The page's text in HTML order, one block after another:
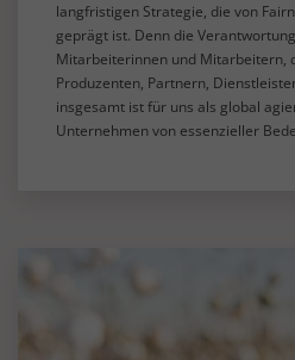
langfristigen Strategie, die von
geprägt ist. Denn die
Mitarbeiterinnen und Mitarbeitern,
Produzenten, Partnern,
insgesamt ist für uns als global
Unternehmen von essenzieller